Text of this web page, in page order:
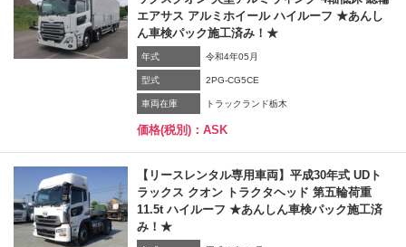
エアサス アルミホイール ハイルーフ ★あんし
ん車検パック施工済み！★
年式 令和4年05月
型式 2PG-CG5CE
車両在庫 トラックランド栃木
価格(税別)：ASK
【リースレンタル専用車両】平成30年式 UDト
ラックス クオン トラクタヘッド 第五輪荷重
11.5t ハイルーフ ★あんしん車検パック施工済
み！★